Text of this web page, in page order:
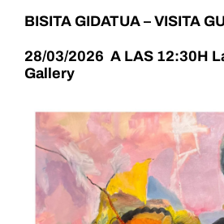
BISITA GIDATUA – VISITA
28/03/2026 A LAS 12:30H
Gallery